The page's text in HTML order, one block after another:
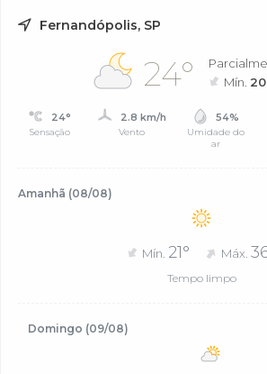
Fernandópolis, SP
24°
Mín.
24°
Sensação
2.8 km/h
Vento
54%
Umidade do
ar
Amanhã (08/08)
Mín. 21° Máx.
Tempo limpo
Domingo (09/08)